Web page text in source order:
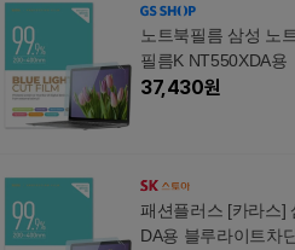
노트북필름 삼성 노
필름K NT550XDA용
37,430원
패션플러스 [카라스]
DA용 블루라이트차